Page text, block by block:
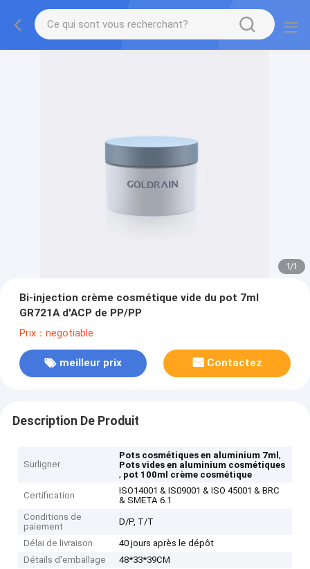
1/1
Bi-injection crème cosmétique vide du pot 7ml
GR721A d'ACP de PP/PP
Prix：negotiable
meilleur prix Contactez
Description De Produit
Surligner
Pots cosmétiques en aluminium 7ml,
Pots vides en aluminium cosmétiques
, pot 100ml crème cosmétique
Certification
ISO14001 & IS09001 & ISO 45001 & BRC
& SMETA 6.1
Conditions de
paiement
D/P, T/T
Délai de livraison
40 jours après le dépôt
Détails d'emballage
48*33*39CM